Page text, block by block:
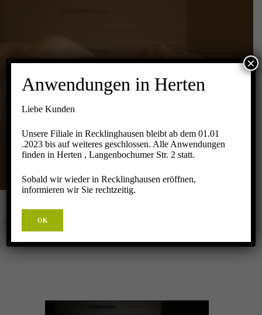
AYURVEDA
MASSAGE
Startseite Massagen Körper Ayurveda Massage
Anwendungen in Herten
Liebe Kunden
Unsere Filiale in Recklinghausen bleibt ab dem 01.01
.2023 bis auf weiteres geschlossen. Alle Anwendungen
finden in Herten , Langenbochumer Str. 2 statt.
Sobald wir wieder in Recklinghausen eröffnen,
informieren wir Sie rechtzeitig.
OK
×